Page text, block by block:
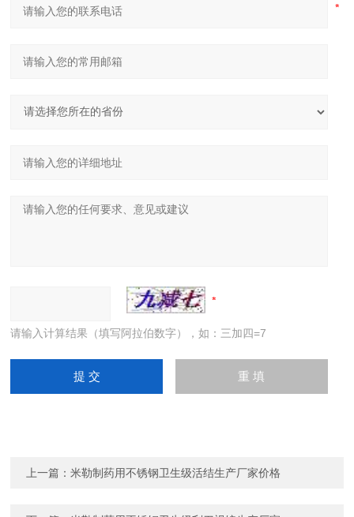
请输入计算结果（填写阿拉伯数字），如：三加四=7
上一篇：米勒制药用不锈钢卫生级活结生产厂家价格